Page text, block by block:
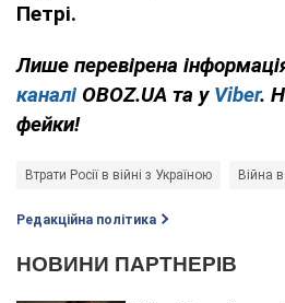
Петрі.
Лише перевірена
каналі OBOZ.UA та у Viber.
фейки!
Втрати Росії в війні з Україною Війна в
Редакційна політика